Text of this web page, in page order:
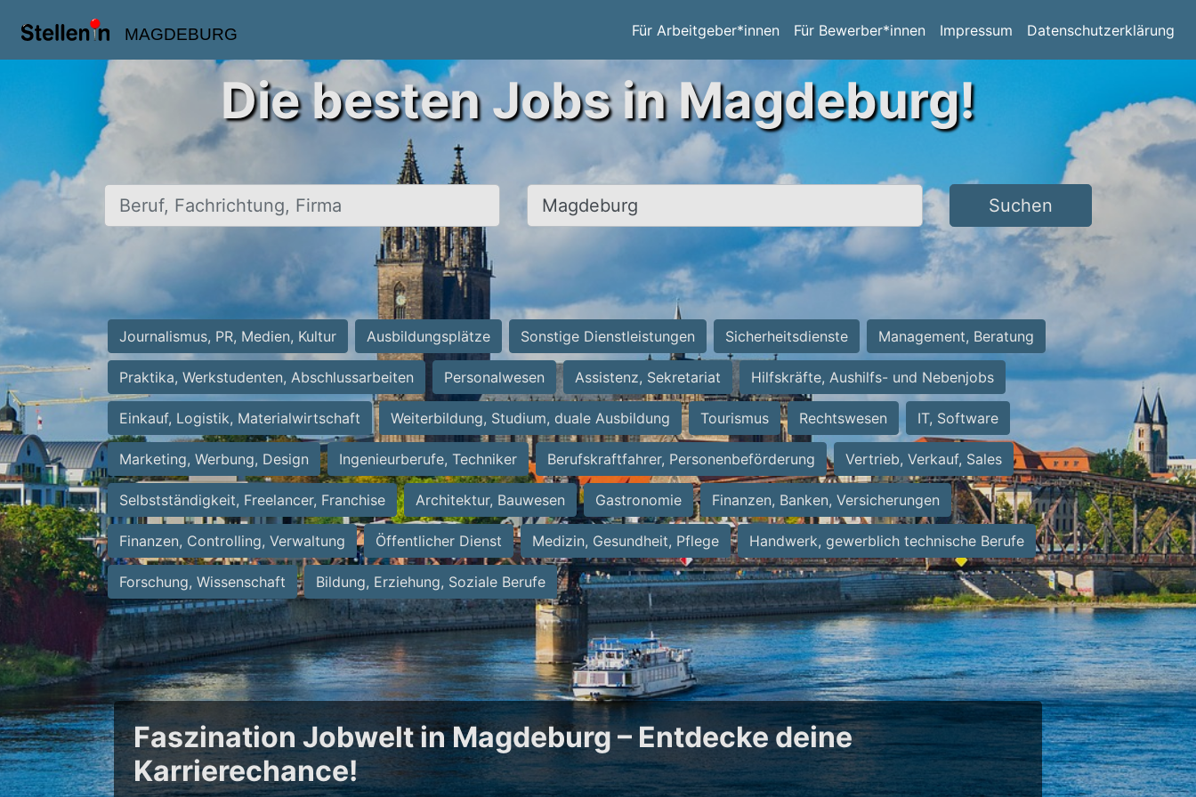
MAGDEBURG Für Arbeitgeber*innen Für Bewerber*innen Impressum Datenschutzerklärung
Die besten Jobs in Magdeburg!
Beruf, Fachrichtung, Firma Ort, Stadt Suchen
Journalismus, PR, Medien, Kultur Ausbildungsplätze Sonstige Dienstleistungen Sicherheitsdienste Management, Beratung
Praktika, Werkstudenten, Abschlussarbeiten Personalwesen Assistenz, Sekretariat Hilfskräfte, Aushilfs- und Nebenjobs
Einkauf, Logistik, Materialwirtschaft Weiterbildung, Studium, duale Ausbildung Tourismus Rechtswesen IT, Software
Marketing, Werbung, Design Ingenieurberufe, Techniker Berufskraftfahrer, Personenbeförderung Vertrieb, Verkauf, Sales
Selbstständigkeit, Freelancer, Franchise Architektur, Bauwesen Gastronomie Finanzen, Banken, Versicherungen
Finanzen, Controlling, Verwaltung Öffentlicher Dienst Medizin, Gesundheit, Pflege Handwerk, gewerblich technische Berufe
Forschung, Wissenschaft Bildung, Erziehung, Soziale Berufe
Faszination Jobwelt in Magdeburg – Entdecke deine
Karrierechance!